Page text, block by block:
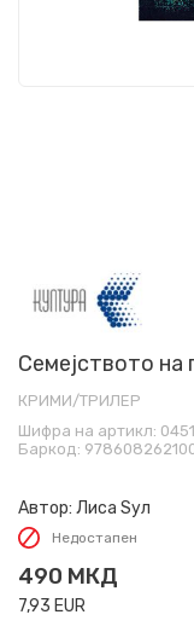
Семејството на
КРИМИ/ТРИЛЕР
Шифра на артикл:
Баркод:
Автор: Лиса Ѕул
Недостапен
490 МКД
7,93 EUR